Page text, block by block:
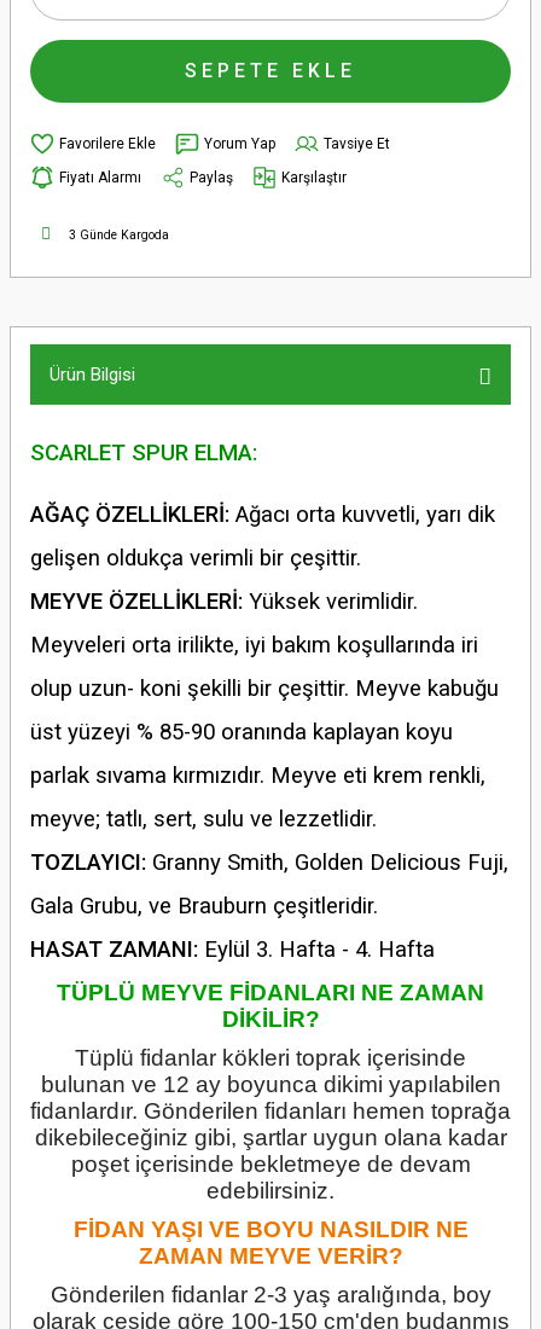
SEPETE EKLE
Yorum Yap
Tavsiye Et
Fiyatı Alarmı
Paylaş Karşılaştır
3 Günde Kargoda
Ürün Bilgisi
SCARLET SPUR ELMA:
AĞAÇ ÖZELLİKLERİ: Ağacı orta kuvvetli, yarı dik
gelişen oldukça verimli bir çeşittir.
MEYVE ÖZELLİKLERİ: Yüksek verimlidir.
Meyveleri orta irilikte, iyi bakım koşullarında iri
olup uzun- koni şekilli bir çeşittir. Meyve kabuğu
üst yüzeyi % 85-90 oranında kaplayan koyu
parlak sıvama kırmızıdır. Meyve eti krem renkli,
meyve; tatlı, sert, sulu ve lezzetlidir.
TOZLAYICI: Granny Smith, Golden Delicious Fuji,
Gala Grubu, ve Brauburn çeşitleridir.
HASAT ZAMANI: Eylül 3. Hafta - 4. Hafta
TÜPLÜ MEYVE FİDANLARI NE ZAMAN
DİKİLİR?
Tüplü fidanlar kökleri toprak içerisinde
bulunan ve 12 ay boyunca dikimi yapılabilen
fidanlardır. Gönderilen fidanları hemen toprağa
dikebileceğiniz gibi, şartlar uygun olana kadar
poşet içerisinde bekletmeye de devam
edebilirsiniz.
FİDAN YAŞI VE BOYU NASILDIR NE
ZAMAN MEYVE VERİR?
Gönderilen fidanlar 2-3 yaş aralığında, boy
olarak çeşide göre 100-150 cm'den budanmış